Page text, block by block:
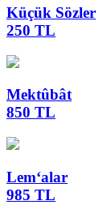
Küçük Sözler
250 TL
Mektûbât
850 TL
Lem‘alar
985 TL